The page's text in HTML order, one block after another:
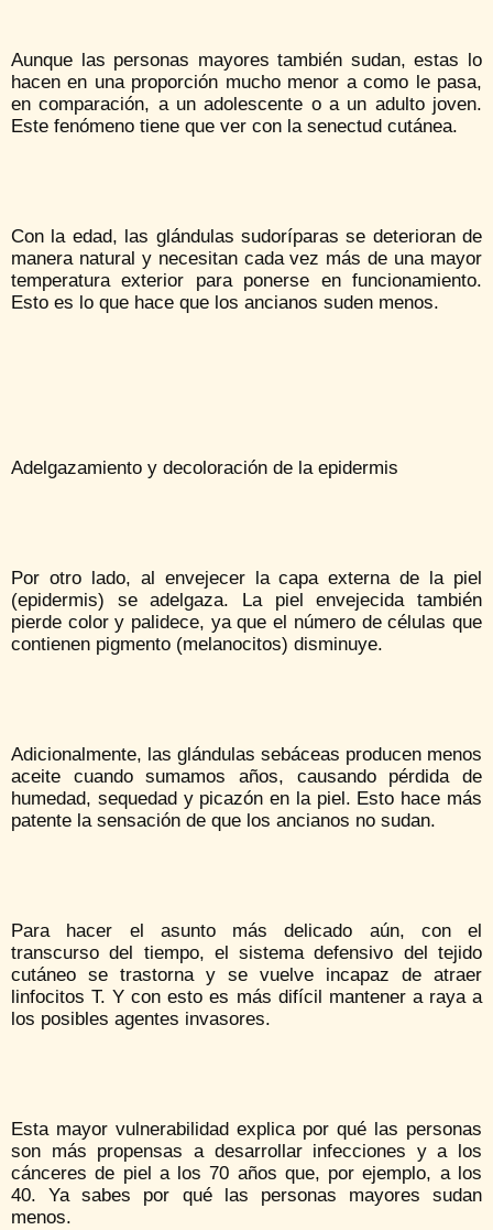
Aunque las personas mayores también sudan, estas lo
hacen en una proporción mucho menor a como le pasa,
en comparación, a un adolescente o a un adulto joven.
Este fenómeno tiene que ver con la senectud cutánea.
Con la edad, las glándulas sudoríparas se deterioran de
manera natural y necesitan cada vez más de una mayor
temperatura exterior para ponerse en funcionamiento.
Esto es lo que hace que los ancianos suden menos.
Adelgazamiento y decoloración de la epidermis
Por otro lado, al envejecer la capa externa de la piel
(epidermis) se adelgaza. La piel envejecida también
pierde color y palidece, ya que el número de células que
contienen pigmento (melanocitos) disminuye.
Adicionalmente, las glándulas sebáceas producen menos
aceite cuando sumamos años, causando pérdida de
humedad, sequedad y picazón en la piel. Esto hace más
patente la sensación de que los ancianos no sudan.
Para hacer el asunto más delicado aún, con el
transcurso del tiempo, el sistema defensivo del tejido
cutáneo se trastorna y se vuelve incapaz de atraer
linfocitos T. Y con esto es más difícil mantener a raya a
los posibles agentes invasores.
Esta mayor vulnerabilidad explica por qué las personas
son más propensas a desarrollar infecciones y a los
cánceres de piel a los 70 años que, por ejemplo, a los
40. Ya sabes por qué las personas mayores sudan
menos.